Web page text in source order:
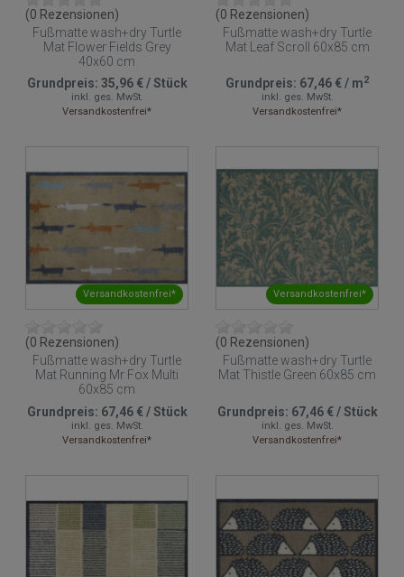
(0 Rezensionen)
Fußmatte wash+dry Turtle
Mat Flower Fields Grey
40x60 cm
Grundpreis: 35,96 €/Stück
inkl. ges. MwSt.
Versandkostenfrei*
(0 Rezensionen)
Fußmatte wash+dry Turtle
Mat Leaf Scroll 60x85 cm
Grundpreis: 67,46 €/ m2
inkl. ges. MwSt.
Versandkostenfrei*
Versandkostenfrei*
(0 Rezensionen)
Fußmatte wash+dry Turtle
Mat Running Mr Fox Multi
60x85 cm
Grundpreis: 67,46 €/Stück
inkl. ges. MwSt.
Versandkostenfrei*
Versandkostenfrei*
(0 Rezensionen)
Fußmatte wash+dry Turtle
Mat Thistle Green 60x85 cm
Grundpreis: 67,46 €/Stück
inkl. ges. MwSt.
Versandkostenfrei*